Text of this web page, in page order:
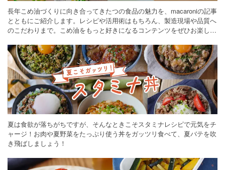
長年こめ油づくりに向き合ってきたつの食品の魅力を、macaroniの記事
とともにご紹介します。レシピや活用術はもちろん、製造現場や品質へ
のこだわりまで。こめ油をもっと好きになるコンテンツをぜひお楽しみ
夏は食欲が落ちがちですが、そんなときこそスタミナレシピで元気をチ
ャージ！お肉や夏野菜をたっぷり使う丼をガッツリ食べて、夏バテを吹
き飛ばしましょう！